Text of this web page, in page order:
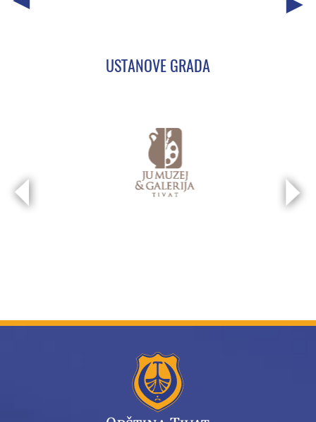
USTANOVE GRADA